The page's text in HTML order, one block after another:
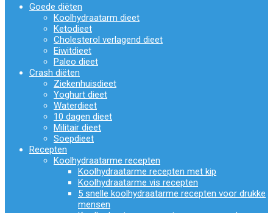
Goede diëten
Koolhydraatarm dieet
Ketodieet
Cholesterol verlagend dieet
Eiwitdieet
Paleo dieet
Crash diëten
Ziekenhuisdieet
Yoghurt dieet
Waterdieet
10 dagen dieet
Militair dieet
Soepdieet
Recepten
Koolhydraatarme recepten
Koolhydraatarme recepten met kip
Koolhydraatarme vis recepten
5 snelle koolhydraatarme recepten voor drukke
mensen